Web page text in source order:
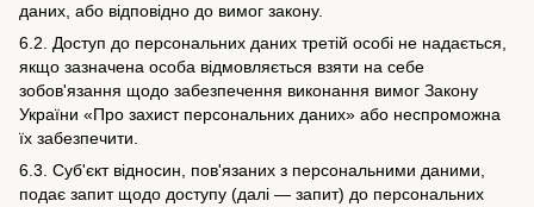
даних, або відповідно до вимог закону.
6.2. Доступ до персональних даних третій особі не надається,
якщо зазначена особа відмовляється взяти на себе
зобов'язання щодо забезпечення виконання вимог Закону
України «Про захист персональних даних» або неспроможна
їх забезпечити.
6.3. Суб'єкт відносин, пов'язаних з персональними даними,
подає запит щодо доступу (далі — запит) до персональних